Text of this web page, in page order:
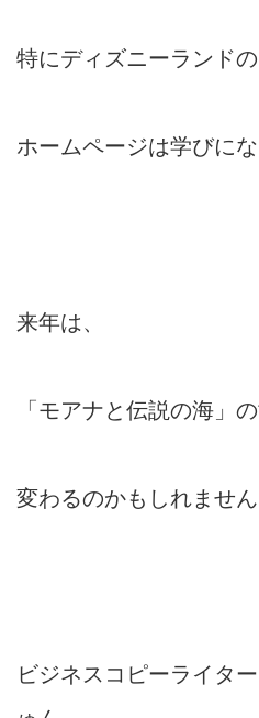
特にディズニーランドの
ホームページは学びにな
来年は、
「モアナと伝説の海」
変わるのかもしれません
ビジネスコピーライタ